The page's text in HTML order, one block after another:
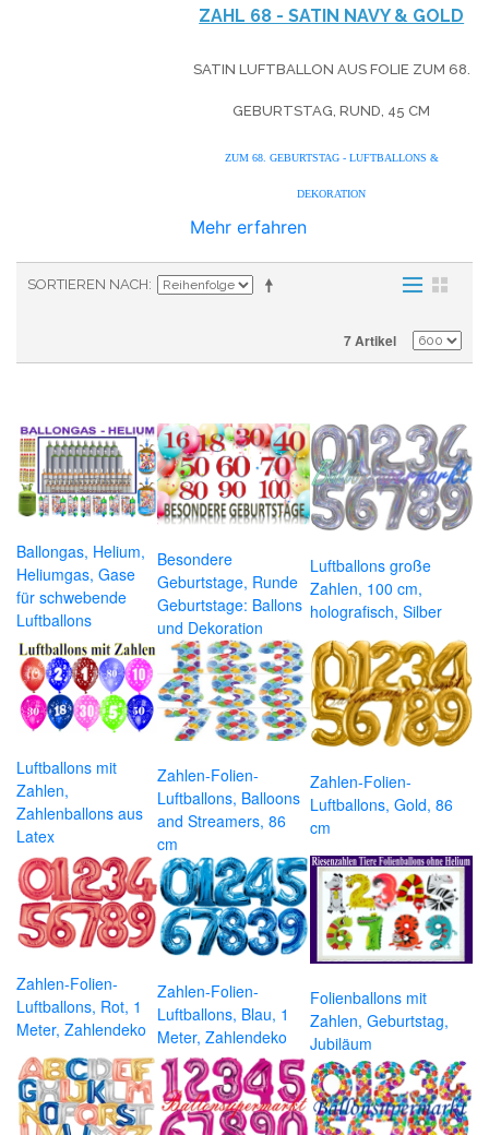
ZAHL 68 - SATIN NAVY & GOLD
SATIN LUFTBALLON AUS FOLIE ZUM 68.
GEBURTSTAG, RUND, 45 CM
ZUM 68. GEBURTSTAG - LUFTBALLONS &
DEKORATION
Mehr erfahren
SORTIEREN NACH
7 Artikel
Ballongas, Helium,
Heliumgas, Gase
für schwebende
Luftballons
Besondere
Geburtstage, Runde
Geburtstage: Ballons
und Dekoration
Luftballons große
Zahlen, 100 cm,
holografisch, Silber
Luftballons mit
Zahlen,
Zahlenballons aus
Latex
Zahlen-Folien-
Luftballons, Balloons
and Streamers, 86
cm
Zahlen-Folien-
Luftballons, Gold, 86
cm
Zahlen-Folien-
Luftballons, Rot, 1
Meter, Zahlendeko
Zahlen-Folien-
Luftballons, Blau, 1
Meter, Zahlendeko
Folienballons mit
Zahlen, Geburtstag,
Jubiläum